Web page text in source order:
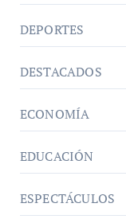
DEPORTES
DESTACADOS
ECONOMÍA
EDUCACIÓN
ESPECTÁCULOS